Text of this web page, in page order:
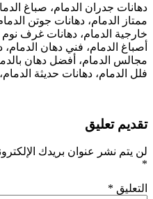
دهانات جدران الدمام، صباغ
ممتاز الدمام، دهانات جوتن
خارجية الدمام، دهانات غرف
أصباغ الدمام، فني دهان
مجالس الدمام، أفضل دهان
فلل الدمام، دهانات حديثة
تقديم تعليق
لن يتم نشر عنوان بريدك
*
التعليق *